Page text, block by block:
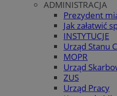
ADMINISTRACJA
Prezydent
Jak załatwić
INSTYTUCJE
Urząd Stanu
MOPR
Urząd
ZUS
Urząd Pracy